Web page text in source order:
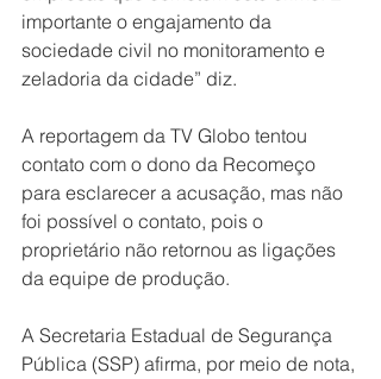
importante o engajamento da
sociedade civil no monitoramento e
zeladoria da cidade” diz.
A reportagem da TV Globo tentou
contato com o dono da Recomeço
para esclarecer a acusação, mas não
foi possível o contato, pois o
proprietário não retornou as ligações
da equipe de produção.
A Secretaria Estadual de Segurança
Pública (SSP) afirma, por meio de nota,